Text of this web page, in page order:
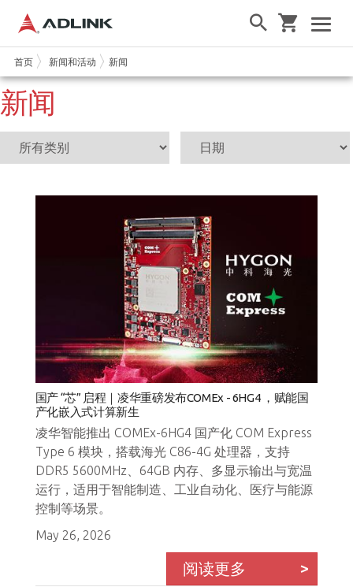
首页 新闻和活动 新闻
新闻
国产 “芯” 启程｜凌华重磅发布COMEx - 6HG4 ，赋能国
产化嵌入式计算新生
凌华智能推出 COMEx-6HG4 国产化 COM Express
Type 6 模块，搭载海光 C86-4G 处理器，支持
DDR5 5600MHz、64GB 内存、多显示输出与宽温
运行，适用于智能制造、工业自动化、医疗与能源
控制等场景。
May 26, 2026
阅读更多